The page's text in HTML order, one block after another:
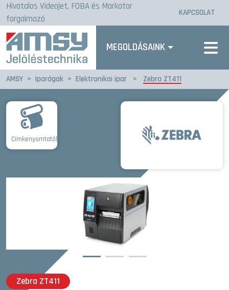
Hivatalos Videojet, FOBA és Markator
forgalmazó
KAPCSOLAT
MEGOLDÁSAINK
AMSY > Iparágak > Elektronikai ipar > Zebra ZT411
Címkenyomtatók
1 2 3
Zebra ZT411